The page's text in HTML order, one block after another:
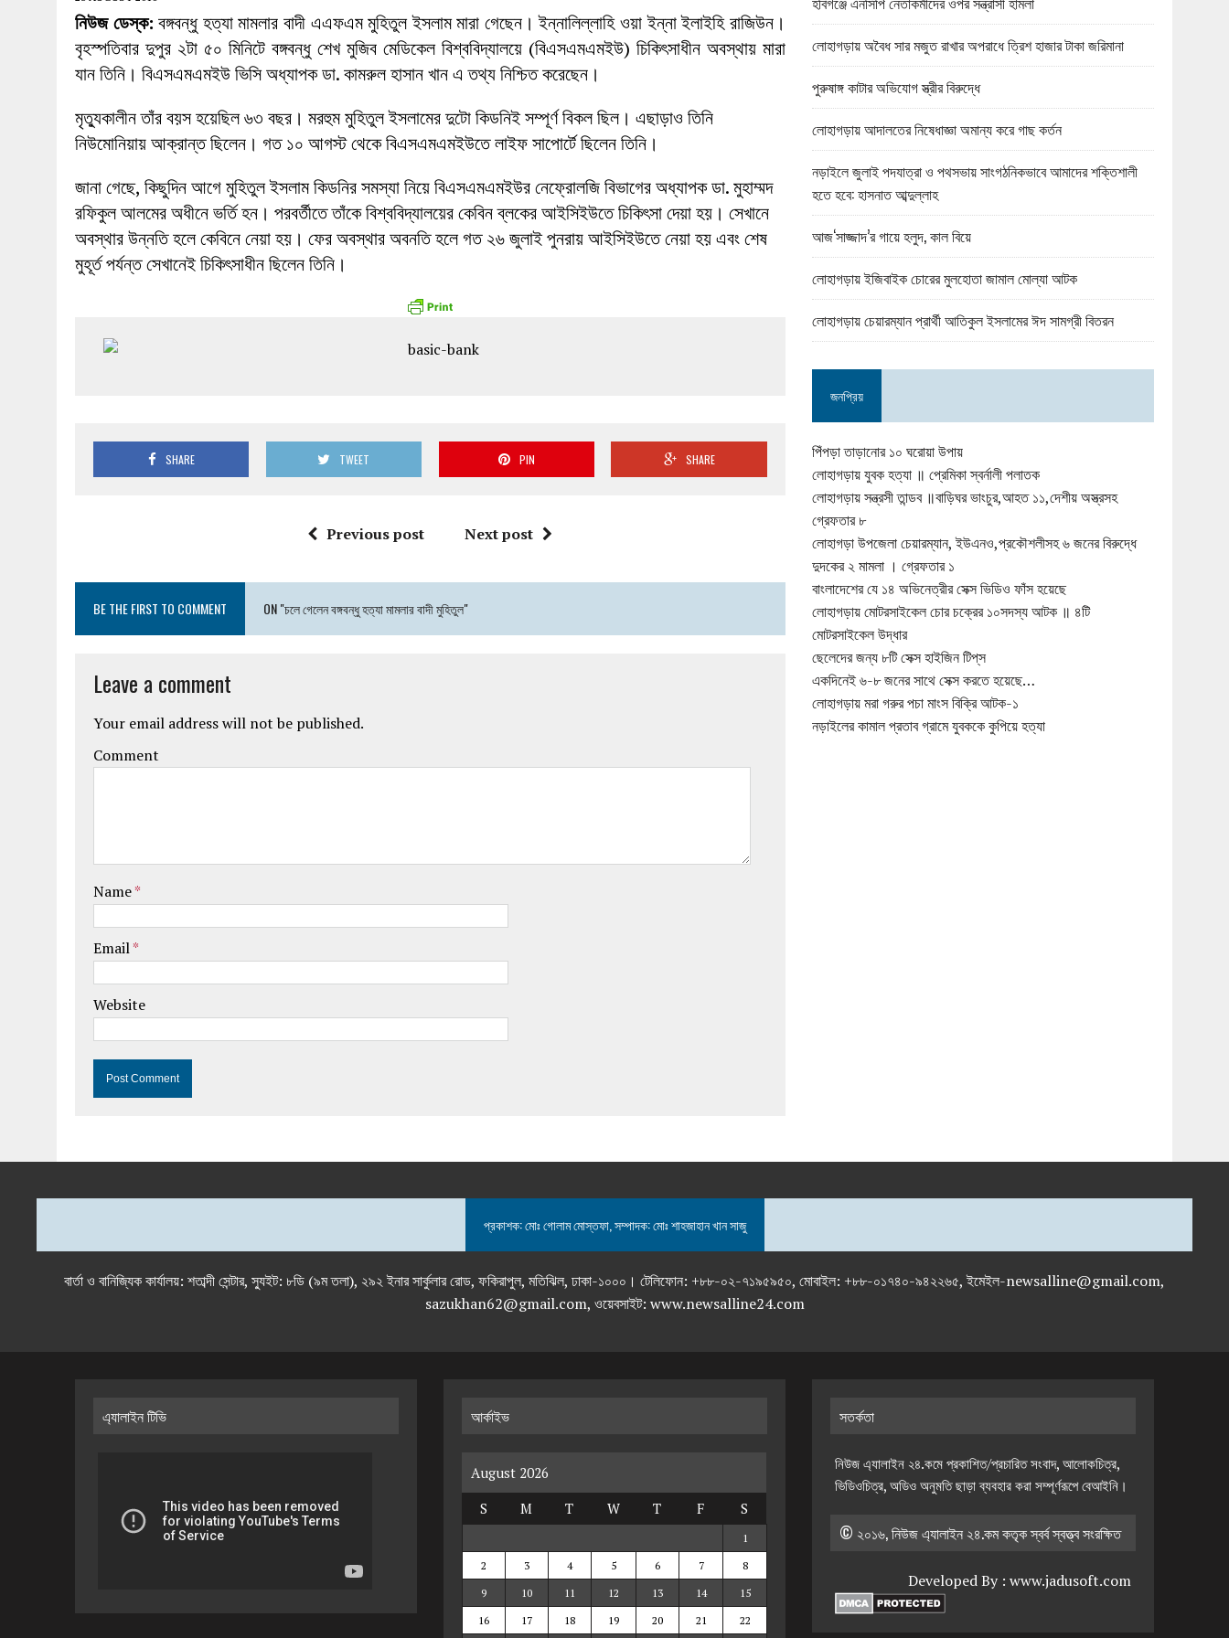
27 MAY 2026 | লোহাগড়ায় চেয়ারম্যান প্রার্থী আতিকুল ইসলামের ঈদ সামগ্রী বিতরন
1 AUGUST 2026
লোহাগড়ায় জাল দলিলে নামজারি ॥ এসিল্যান্ড অফিসে ভয়াবহ দুর্নীতি
নিউজ ডেস্ক: বঙ্গবন্ধু হত্যা মামলার বাদী এএফএম মুহিতুল ইসলাম মারা গেছেন। ইন্নালিল্লাহি ওয়া ইন্না ইলাইহি রাজিউন।
বৃহস্পতিবার দুপুর ২টা ৫০ মিনিটে বঙ্গবন্ধু শেখ মুজিব মেডিকেল বিশ্ববিদ্যালয়ে (বিএসএমএমইউ) চিকিৎসাধীন অবস্থায় মারা
যান তিনি। বিএসএমএমইউ ভিসি অধ্যাপক ডা. কামরুল হাসান খান এ তথ্য নিশ্চিত করেছেন।
মৃত্যুকালীন তাঁর বয়স হয়েছিল ৬৩ বছর। মরহুম মুহিতুল ইসলামের দুটো কিডনিই সম্পূর্ণ বিকল ছিল। এছাড়াও তিনি
নিউমোনিয়ায় আক্রান্ত ছিলেন। গত ১০ আগস্ট থেকে বিএসএমএমইউতে লাইফ সাপোর্টে ছিলেন তিনি।
জানা গেছে, কিছুদিন আগে মুহিতুল ইসলাম কিডনির সমস্যা নিয়ে বিএসএমএমইউর নেফ্রোলজি বিভাগের অধ্যাপক ডা. মুহাম্মদ
রফিকুল আলমের অধীনে ভর্তি হন। পরবর্তীতে তাঁকে বিশ্ববিদ্যালয়ের কেবিন ব্লকের আইসিইউতে চিকিৎসা দেয়া হয়। সেখানে
অবস্থার উন্নতি হলে কেবিনে নেয়া হয়। ফের অবস্থার অবনতি হলে গত ২৬ জুলাই পুনরায় আইসিইউতে নেয়া হয় এবং শেষ
মুহূর্ত পর্যন্ত সেখানেই চিকিৎসাধীন ছিলেন তিনি।
SHARE TWEET PIN SHARE
Previous post Next post
BE THE FIRST TO COMMENT ON "চলে গেলেন বঙ্গবন্ধু হত্যা মামলার বাদী মুহিতুল"
Leave a comment
Your email address will not be published.
Comment
Name*
Email*
Website
লোহাগড়ায় অবৈধ সার মজুত রাখার অপরাধে ত্রিশ হাজার টাকা জরিমানা
পুরুষাঙ্গ কাটার অভিযোগ স্ত্রীর বিরুদ্ধে
লোহাগড়ায় আদালতের নিষেধাজ্ঞা অমান্য করে গাছ কর্তন
নড়াইলে জুলাই পদযাত্রা ও পথসভায় সাংগঠনিকভাবে আমাদের শক্তিশালী
হতে হবে: হাসনাত আব্দুল্লাহ
আজ‘সাজ্জাদ’র গায়ে হলুদ, কাল বিয়ে
লোহাগড়ায় ইজিবাইক চোরের মুলহোতা জামাল মোল্যা আটক
লোহাগড়ায় চেয়ারম্যান প্রার্থী আতিকুল ইসলামের ঈদ সামগ্রী বিতরন
জনপ্রিয়
পিঁপড়া তাড়ানোর ১০ ঘরোয়া উপায়
লোহাগড়ায় যুবক হত্যা ॥ প্রেমিকা স্বর্নালী পলাতক
লোহাগড়ায় সন্ত্রসী তান্ডব ॥বাড়িঘর ভাংচুর,আহত ১১,দেশীয় অস্ত্রসহ
গ্রেফতার ৮
লোহাগড়া উপজেলা চেয়ারম্যান, ইউএনও,প্রকৌশলীসহ ৬ জনের বিরুদ্ধে
দুদকের ২ মামলা । গ্রেফতার ১
বাংলাদেশের যে ১৪ অভিনেত্রীর সেক্স ভিডিও ফাঁস হয়েছে
লোহাগড়ায় মোটরসাইকেল চোর চক্রের ১০সদস্য আটক ॥ ৪টি
মোটরসাইকেল উদ্ধার
ছেলেদের জন্য ৮টি সেক্স হাইজিন টিপ্‌স
একদিনেই ৬-৮ জনের সাথে সেক্স করতে হয়েছে…
লোহাগড়ায় মরা গরুর পচা মাংস বিক্রি আটক-১
নড়াইলের কামাল প্রতাব গ্রামে যুবককে কুপিয়ে হত্যা
প্রকাশক: মোঃ গোলাম মোস্তফা, সম্পাদক: মোঃ শাহজাহান খান সাজু
বার্তা ও বানিজ্যিক কার্যালয়: শতাব্দী সেন্টার, স্যুইট: ৮ডি (৯ম তলা), ২৯২ ইনার সার্কুলার রোড, ফকিরাপুল, মতিঝিল, ঢাকা-১০০০। টেলিফোন: +৮৮-০২-৭১৯৫৯৫০, মোবাইল: +৮৮-০১৭৪০-৯৪২২৬৫, ইমেইল-newsalline@gmail.com,
sazukhan62@gmail.com, ওয়েবসাইট: www.newsalline24.com
এ্যালাইন টিভি আর্কাইভ
August 2026
S
M T W T F S
1
2
3 4 5 6 7
8
9
10 11 12 13 14
15
16
17 18 19 20 21 22
সতর্কতা
নিউজ এ্যালাইন ২৪.কমে প্রকাশিত/প্রচারিত সংবাদ, আলোকচিত্র,
ভিডিওচিত্র, অডিও অনুমতি ছাড়া ব্যবহার করা সম্পূর্ণরূপে বেআইনি।
© ২০১৬, নিউজ এ্যালাইন ২৪.কম কতৃক স্বর্ব স্বত্ত্ব সংরক্ষিত
Developed By : www.jadusoft.com